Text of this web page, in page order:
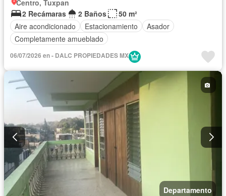
Centro, Tuxpan
2 Recámaras
2 Baños
50 m²
Aire acondicionado
Estacionamiento
Asador
Completamente amueblado
06/07/2026 en - DALC PROPIEDADES MX
Departamento